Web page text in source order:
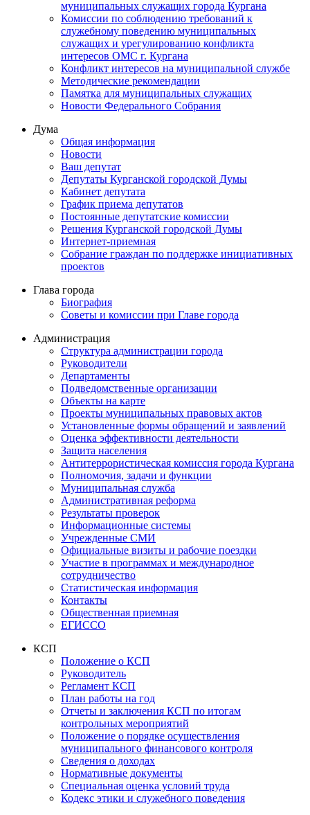
муниципальных служащих города Кургана
Комиссии по соблюдению требований к
служебному поведению муниципальных
служащих и урегулированию конфликта
интересов ОМС г. Кургана
Конфликт интересов на муниципальной службе
Методические рекомендации
Памятка для муниципальных служащих
Новости Федерального Cобрания
Дума
Общая информация
Новости
Ваш депутат
Депутаты Курганской городской Думы
Кабинет депутата
График приема депутатов
Постоянные депутатские комиссии
Решения Курганской городской Думы
Интернет-приемная
Собрание граждан по поддержке инициативных
проектов
Глава города
Биография
Советы и комиссии при Главе города
Администрация
Структура администрации города
Руководители
Департаменты
Подведомственные организации
Объекты на карте
Проекты муниципальных правовых актов
Установленные формы обращений и заявлений
Оценка эффективности деятельности
Защита населения
Антитеррористическая комиссия города Кургана
Полномочия, задачи и функции
Муниципальная служба
Административная реформа
Результаты проверок
Информационные системы
Учрежденные СМИ
Официальные визиты и рабочие поездки
Участие в программах и международное
сотрудничество
Статистическая информация
Контакты
Общественная приемная
ЕГИССО
КСП
Положение о КСП
Руководитель
Регламент КСП
План работы на год
Отчеты и заключения КСП по итогам
контрольных мероприятий
Положение о порядке осуществления
муниципального финансового контроля
Сведения о доходах
Нормативные документы
Специальная оценка условий труда
Кодекс этики и служебного поведения